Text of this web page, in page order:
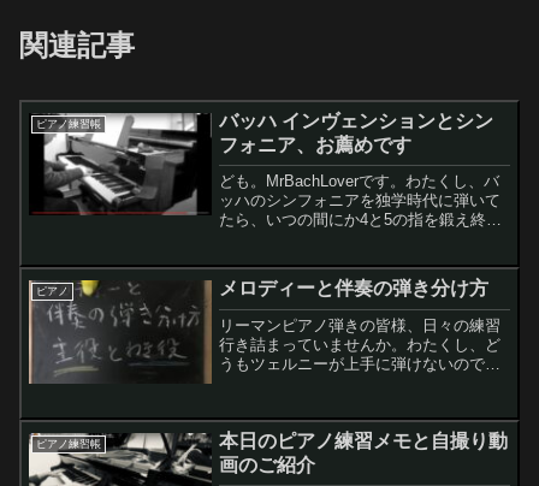
関連記事
ピアノ練習帳
バッハ インヴェンションとシン
フォニア、お薦めです
ども。MrBachLoverです。わたくし、バ
ッハのシンフォニアを独学時代に弾いて
たら、いつの間にか4と5の指を鍛え終わ
ンフォニアは超お薦めです。敷居は高い
（特にシン...
ピアノ メロディーと伴奏の弾き分け方
リーマンピアノ弾きの皆様、日々の練習
行き詰まっていませんか。わたくし、ど
うもツェルニーが上手に弾けないので、
見！
ピアノ練習帳
本日のピアノ練習メモと自撮り動
画のご紹介